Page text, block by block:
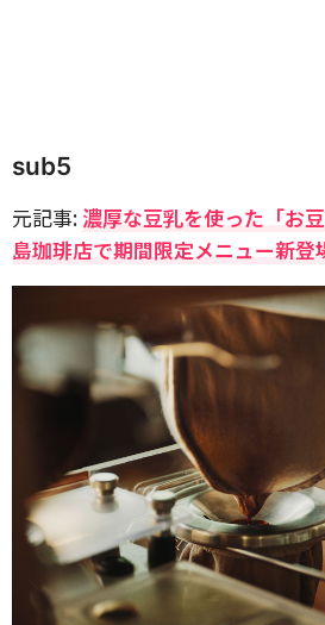
sub5
元記事: 濃厚な豆乳を使った「お
島珈琲店で期間限定メニュー新登